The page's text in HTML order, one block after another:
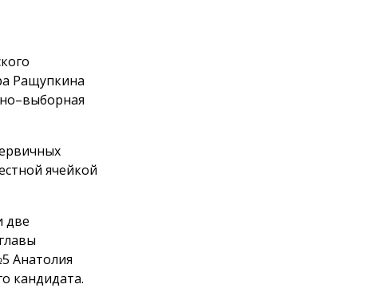
Ращупкина
ячейкой
две
Анатолия
кандидата.